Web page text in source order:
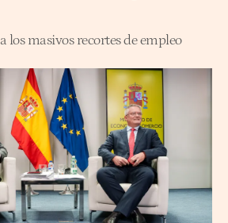
los masivos recortes de empleo